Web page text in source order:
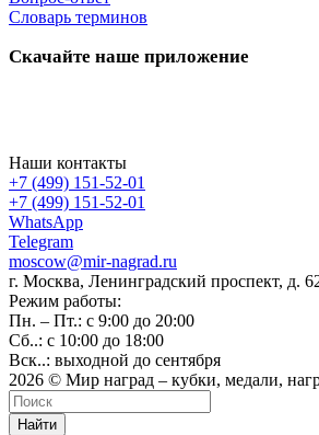
Словарь терминов
Скачайте наше приложение
Наши контакты
+7 (499) 151-52-01
+7 (499) 151-52-01
WhatsApp
Telegram
moscow@mir-nagrad.ru
г. Москва, Ленинградский проспект, д.
Режим работы:
Пн. – Пт.: с 9:00 до 20:00
Сб..: с 10:00 до 18:00
Вск..: выходной до сентября
2026 © Мир наград – кубки, медали,
Найти